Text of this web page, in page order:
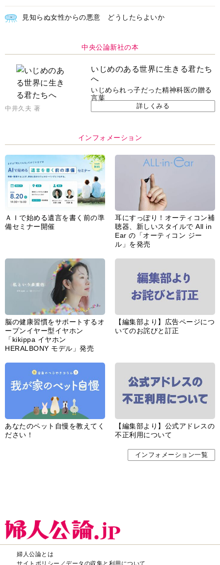
見知らぬ女性からの悪意 どうしたらよいか
中央公論新社の本
いじめのある世界に生きる君たち
へ
いじめられっ子だった精神科医の贈る
言葉
中井久夫 著 詳しくみる
インフォメーション
ＡＩで始める遺言を書く前の準
備セミナー開催
耳にすっぽり！オーティコン補
聴器、新しいスタイルで All in
Ear の「オーティコン ジー
ル」を発売
脳の健康習慣をサポートするオ
ープンイヤー型イヤホン
「kikippa イヤホン
HERALBONY モデル」発売
【編集部より】広告ページにつ
いてのお詫びと訂正
あなたのペット自慢を教えてく
ださい！
【編集部より】公式アドレスの
不正利用について
インフォメーション一覧
婦人公論とは
サイトポリシー／データの収集と利用について